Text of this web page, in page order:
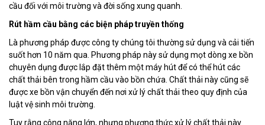
cầu đối với môi trường và đời sống xung quanh.
Rút hầm cầu bằng các biện pháp truyền thống
Là phương pháp được công ty chúng tôi thường sử dụng và cải tiến
suốt hơn 10 năm qua. Phương pháp này sử dụng mọt dòng xe bồn
chuyên dụng được lắp đặt thêm một máy hút để có thể hút các
chất thải bên trong hầm cầu vào bồn chứa. Chất thải này cũng sẽ
được xe bồn vận chuyển đến nơi xử lý chất thải theo quy định của
luật vệ sinh môi trường.
Tuy rằng công năng lớn, nhưng phương thức xử lý chất thải này